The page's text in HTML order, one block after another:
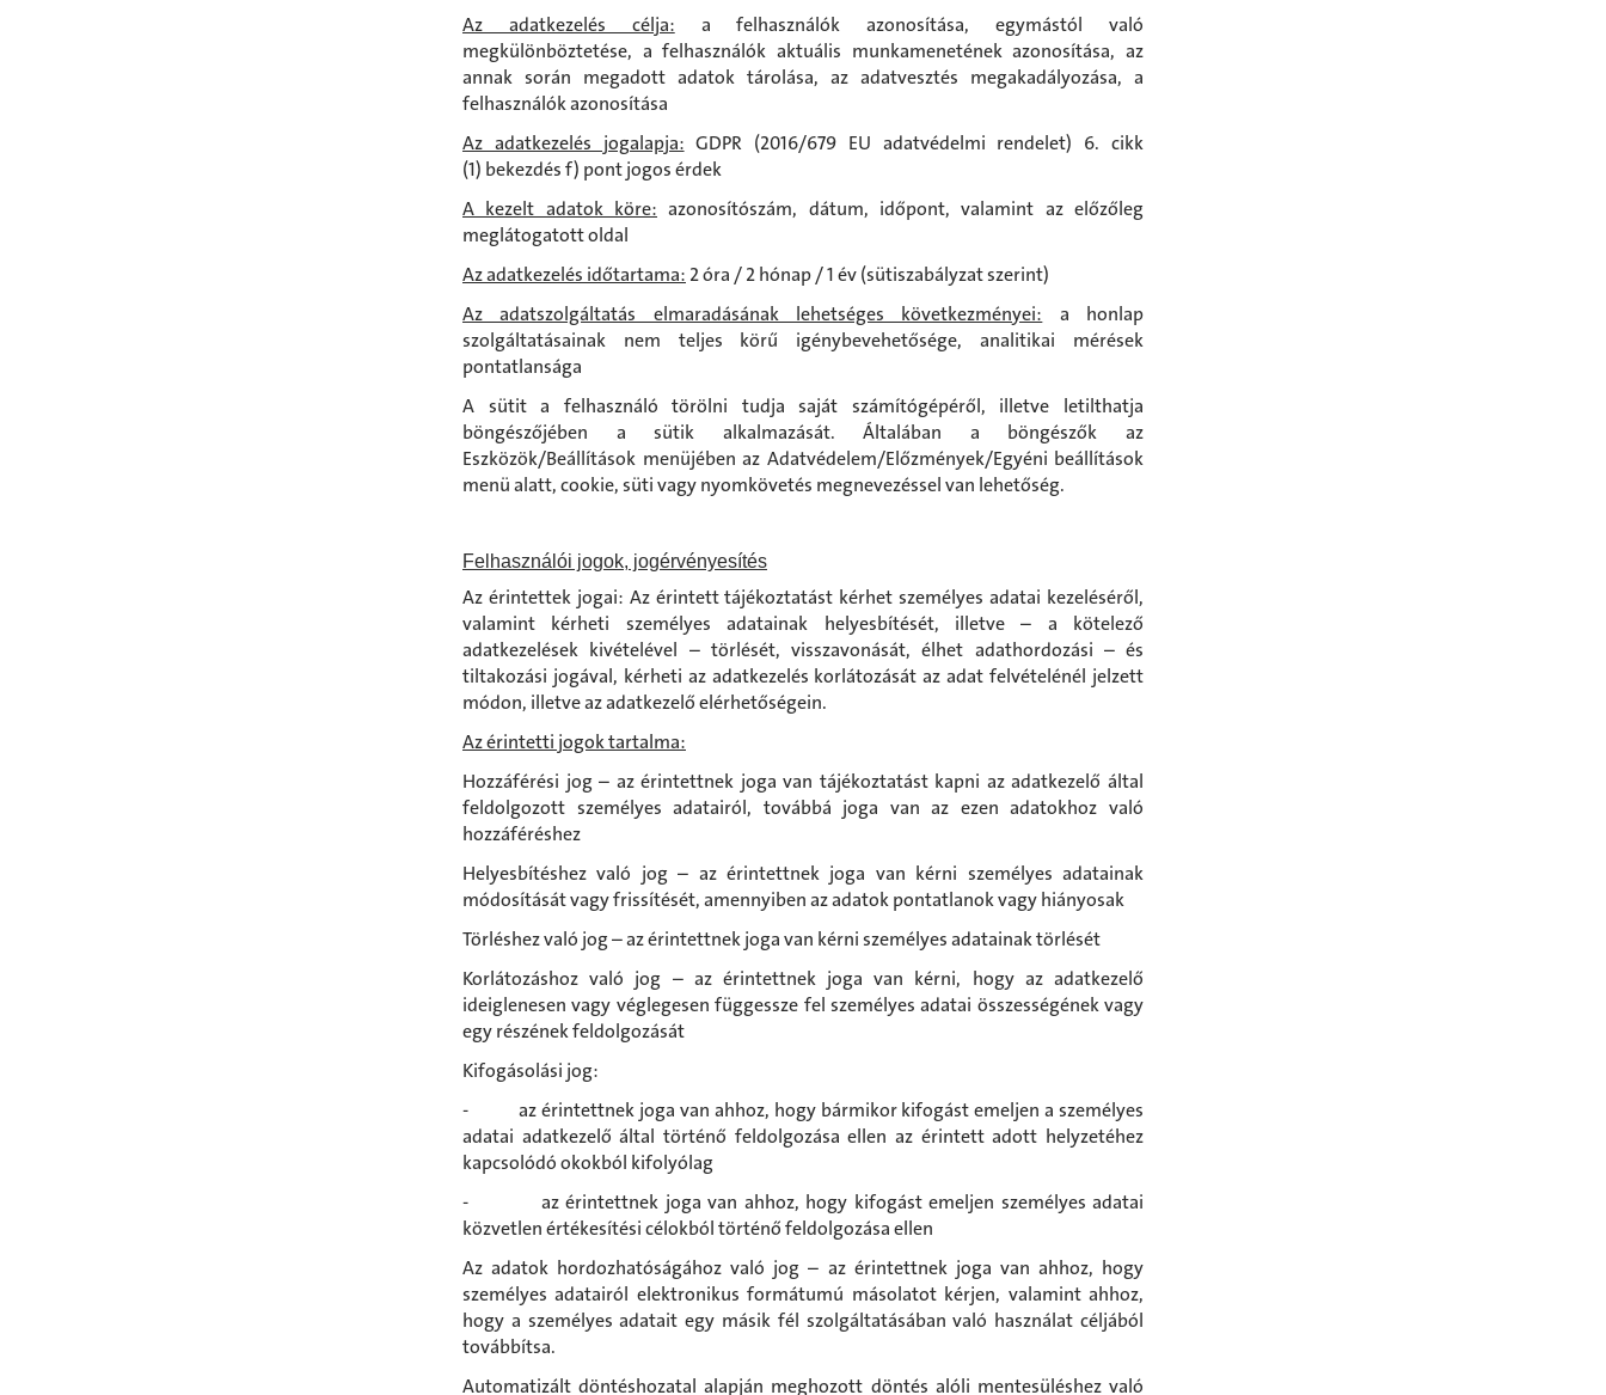
Az adatkezelés célja: a felhasználók azonosítása, egymástól való
megkülönböztetése, a felhasználók aktuális munkamenetének azonosítása, az
annak során megadott adatok tárolása, az adatvesztés megakadályozása, a
felhasználók azonosítása
Az adatkezelés jogalapja: GDPR (2016/679 EU adatvédelmi rendelet) 6. cikk
(1) bekezdés f) pont jogos érdek
A kezelt adatok köre: azonosítószám, dátum, időpont, valamint az előzőleg
meglátogatott oldal
Az adatkezelés időtartama: 2 óra / 2 hónap / 1 év (sütiszabályzat szerint)
Az adatszolgáltatás elmaradásának lehetséges következményei: a honlap
szolgáltatásainak nem teljes körű igénybevehetősége, analitikai mérések
pontatlansága
A sütit a felhasználó törölni tudja saját számítógépéről, illetve letilthatja
böngészőjében a sütik alkalmazását. Általában a böngészők az
Eszközök/Beállítások menüjében az Adatvédelem/Előzmények/Egyéni beállítások
menü alatt, cookie, süti vagy nyomkövetés megnevezéssel van lehetőség.
Felhasználói jogok, jogérvényesítés
Az érintettek jogai: Az érintett tájékoztatást kérhet személyes adatai kezeléséről,
valamint kérheti személyes adatainak helyesbítését, illetve – a kötelező
adatkezelések kivételével – törlését, visszavonását, élhet adathordozási – és
tiltakozási jogával, kérheti az adatkezelés korlátozását az adat felvételénél jelzett
módon, illetve az adatkezelő elérhetőségein.
Az érintetti jogok tartalma:
Hozzáférési jog – az érintettnek joga van tájékoztatást kapni az adatkezelő által
feldolgozott személyes adatairól, továbbá joga van az ezen adatokhoz való
hozzáféréshez
Helyesbítéshez való jog – az érintettnek joga van kérni személyes adatainak
módosítását vagy frissítését, amennyiben az adatok pontatlanok vagy hiányosak
Törléshez való jog – az érintettnek joga van kérni személyes adatainak törlését
Korlátozáshoz való jog – az érintettnek joga van kérni, hogy az adatkezelő
ideiglenesen vagy véglegesen függessze fel személyes adatai összességének vagy
egy részének feldolgozását
Kifogásolási jog:
- az érintettnek joga van ahhoz, hogy bármikor kifogást emeljen a személyes
adatai adatkezelő által történő feldolgozása ellen az érintett adott helyzetéhez
kapcsolódó okokból kifolyólag
- az érintettnek joga van ahhoz, hogy kifogást emeljen személyes adatai
közvetlen értékesítési célokból történő feldolgozása ellen
Az adatok hordozhatóságához való jog – az érintettnek joga van ahhoz, hogy
személyes adatairól elektronikus formátumú másolatot kérjen, valamint ahhoz,
hogy a személyes adatait egy másik fél szolgáltatásában való használat céljából
továbbítsa.
Automatizált döntéshozatal alapján meghozott döntés alóli mentesüléshez való